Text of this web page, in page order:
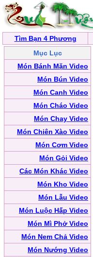
Tìm Bạn 4 Phương
Mục Lục
Món Bánh Mặn Video
Món Bún Video
Món Canh Video
Món Cháo Video
Món Chay Video
Món Chiên Xào Video
Món Cơm Video
Món Gỏi Video
Các Món Khác Video
Món Kho Video
Món Lẫu Video
Món Luộc Hấp Video
Món Mì Phở Video
Món Nem Chả Video
Món Nướng Video